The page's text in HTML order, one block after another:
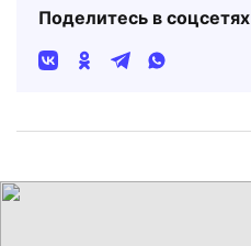
Поделитесь в соцсетях